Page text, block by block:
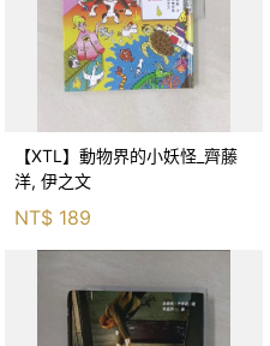
【XTL】動物界的小妖怪_齊藤
洋, 伊之文
NT$ 189